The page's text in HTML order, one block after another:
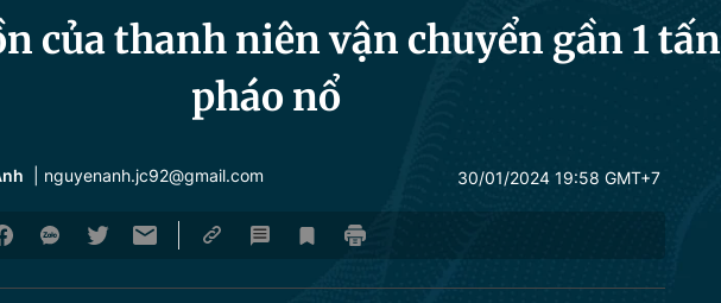
của thanh niên vận chuyển gần 1 tấn
pháo nổ
| nguyenanh.jc92@gmail.com 30/01/2024 19:58 GMT+7